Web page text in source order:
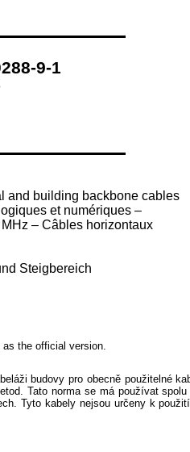
9-1
and building backbone cables
et numériques –
– Câbles horizontaux
Steigbereich
the official version.
budovy pro obecně použitelné
Tato norma se má používat
Tyto kabely nejsou určeny k